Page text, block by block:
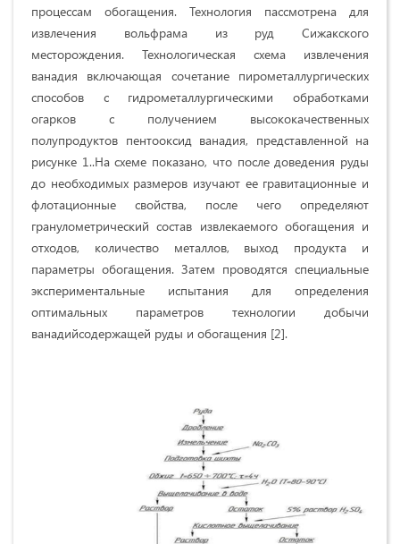
процессам обогащения. Технология пассмотрена для
извлечения вольфрама из руд Сижакского
месторождения. Технологическая схема извлечения
ванадия включающая сочетание пирометаллургических
способов с гидрометаллургическими обработками
огарков с получением высококачественных
полупродуктов пентооксид ванадия, представленной на
рисунке 1..На схеме показано, что после доведения руды
до необходимых размеров изучают ее гравитационные и
флотационные свойства, после чего определяют
гранулометрический состав извлекаемого обогащения и
отходов, количество металлов, выход продукта и
параметры обогащения. Затем проводятся специальные
экспериментальные испытания для определения
оптимальных параметров технологии добычи
ванадийсодержащей руды и обогащения [2].